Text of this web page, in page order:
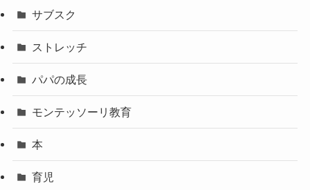
サブスク
ストレッチ
パパの成長
モンテッソーリ教育
本
育児